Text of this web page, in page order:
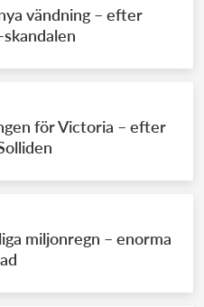
vändning – efter
för Victoria – efter
miljonregn – enorma